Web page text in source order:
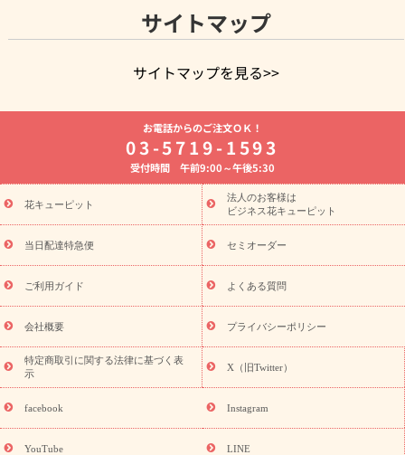
サイトマップ
サイトマップを見る>>
よく贈られる花
お祝いの花特集
誕生日フラワーギフト特集
8月の誕生花(トルコキキョウ)
開店・開業祝い
お供え・お悔やみ お供え・お悔やみの花
通夜・葬儀に贈る花 胡蝶蘭・花鉢
ーブドフラワー
季節のイベント
ひまわり ギフト・プレゼント
特集
お盆 花（新盆・初盆） 季節のイベント
お盆 花（新
盆・初盆）
お盆 花（新盆・初盆）
お盆・お供え 花とセットギ
フト
お盆・お供え プリザーブドフラワー
ひまわり ギフト・プ
レゼント特集
夏の花贈り・お中元・暑中見舞い 花のギフト特集
敬老の日におくる花ギフト・プレゼント特集
花ギフト・プレゼント特集
敬老の日 花のおすすめランキング
敬
老の日 花鉢植えのギフト・プレゼント特集
敬老の日 花とセットギ
フト・プレゼント特集
敬老の日の花 全てのギフト一覧
キャン
ペーン
映画『ウォーターガーディアンズ』コラボキャンペーン
「きょう誕生日なんです」キャンペーン
誕生日の花を探す
誕生日フラワーギフト 誕生日フラワーギフト特集
(トルコキキョウ)
9月の誕生花(リンドウ)
お電話からのご注文ＯＫ！
03-5719-1593
受付時間 午前9:00～午後5:30
花キューピット
法人のお客様は
ビジネス花キューピット
当日配達特急便 セミオーダー
ご利用ガイド よくある質問
会社概要 プライバシーポリシー
特定商取引に関する法律に基づく表
示
X（旧Twitter）
facebook Instagram
YouTube LINE